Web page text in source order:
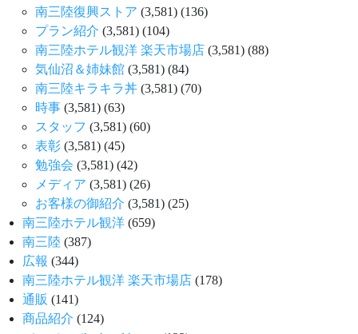
南三陸復興ストア (3,581) (136)
プラン紹介 (3,581) (104)
南三陸ホテル観洋 楽天市場店 (3,581) (88)
気仙沼＆姉妹館 (3,581) (84)
南三陸キラキラ丼 (3,581) (70)
時事 (3,581) (63)
スタッフ (3,581) (60)
表彰 (3,581) (45)
勉強会 (3,581) (42)
メディア (3,581) (26)
お客様の御紹介 (3,581) (25)
南三陸ホテル観洋 (659)
南三陸 (387)
広報 (344)
南三陸ホテル観洋 楽天市場店 (178)
通販 (141)
商品紹介 (124)